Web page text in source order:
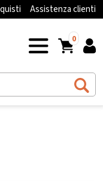
Assistenza clienti
0